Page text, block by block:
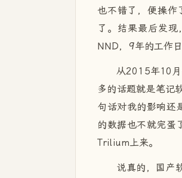
也不错了，便操作
了。结果最后发
NND，9年的工作
从2015年10月
多的话题就是笔记
句话对我的影响还
的数据也不就完蛋
Trilium上来。
说真的，国产